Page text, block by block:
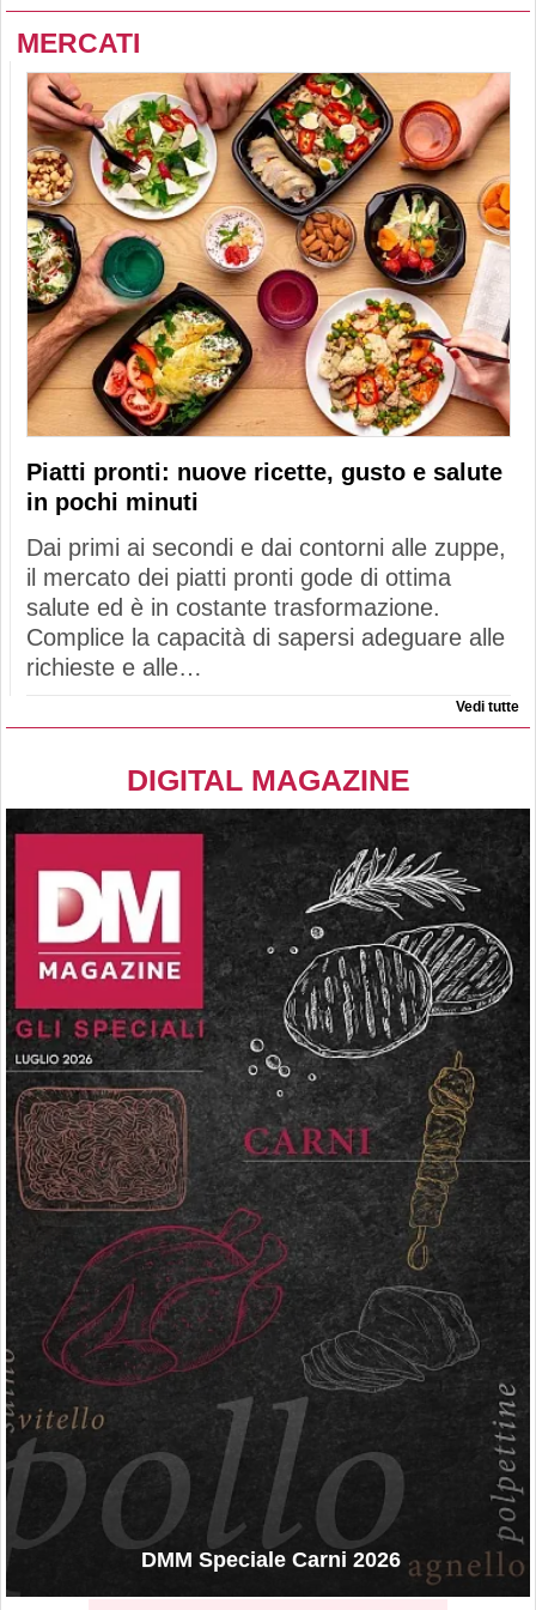
MERCATI
Piatti pronti: nuove ricette, gusto e salute
in pochi minuti
Dai primi ai secondi e dai contorni alle zuppe,
il mercato dei piatti pronti gode di ottima
salute ed è in costante trasformazione.
Complice la capacità di sapersi adeguare alle
richieste e alle…
Vedi tutte
DIGITAL MAGAZINE
DMM Speciale Carni 2026